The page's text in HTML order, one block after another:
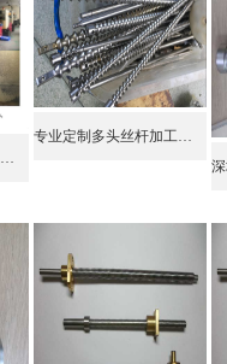
专业承接多头丝杆加工厂家
专业定制多头丝杆加工厂商